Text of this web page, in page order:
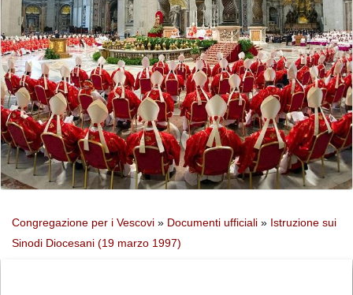
Congregazione per i Vescovi » Documenti ufficiali » Istruzione sui
Sinodi Diocesani (19 marzo 1997)